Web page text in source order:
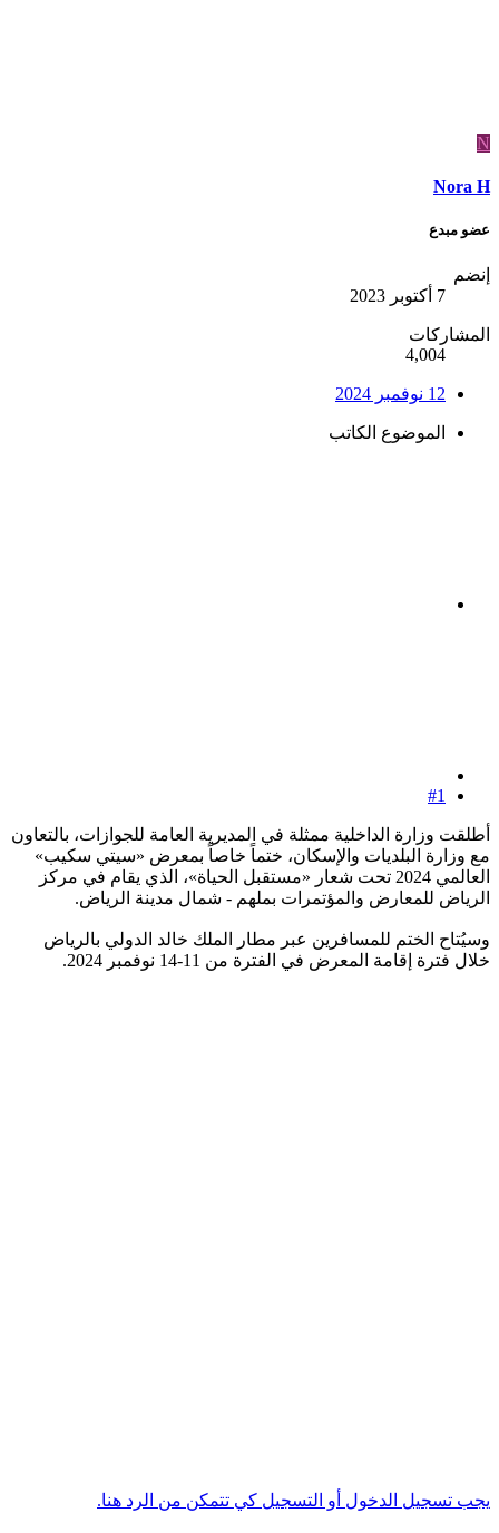
N
Nora H
عضو مبدع
إنضم
7 أكتوبر 2023
المشاركات
4,004
12 نوفمبر 2024
الموضوع الكاتب
#1
أطلقت وزارة الداخلية ممثلة في المديرية العامة للجوازات، بالتعاون
مع وزارة البلديات والإسكان، ختماً خاصاً بمعرض «سيتي سكيب»
العالمي 2024 تحت شعار «مستقبل الحياة»، الذي يقام في مركز
الرياض للمعارض والمؤتمرات بملهم - شمال مدينة الرياض.
وسيُتاح الختم للمسافرين عبر مطار الملك خالد الدولي بالرياض
خلال فترة إقامة المعرض في الفترة من 11-14 نوفمبر 2024.
يجب تسجيل الدخول أو التسجيل كي تتمكن من الرد هنا.